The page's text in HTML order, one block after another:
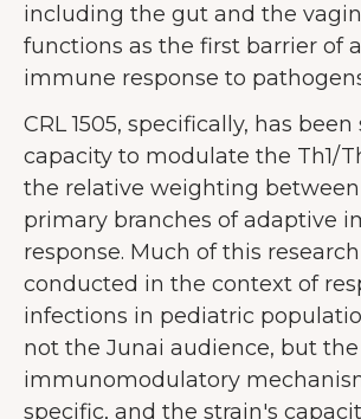
including the gut and the
functions as the first barrier of
immune response to
CRL 1505, specifically, has
capacity to modulate the Th1/
the relative weighting
primary branches of adaptive
response. Much of this
conducted in the context of
infections in pediatric
not the Junai audience, but the
immunomodulatory
specific, and the strain's